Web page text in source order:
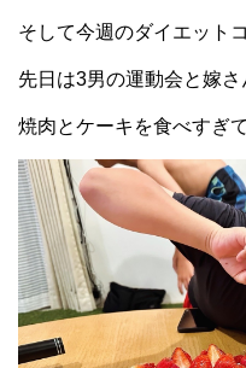
そして今週のダイエット
先日は3男の運動会と嫁さ
焼肉とケーキを食べすぎ